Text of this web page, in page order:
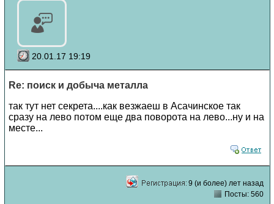
20.01.17 19:19
Re: поиск и добыча металла
так тут нет секрета....как везжаеш в Асачинское так
сразу на лево потом еще два поворота на лево...ну и на
месте...
9 (и более) лет назад
Посты: 560